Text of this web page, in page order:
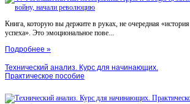
Книга, которую вы держите в руках, не очередная «история
успеха». Это эмоциональное пове...
Подробнее »
Технический анализ. Курс для начинающих.
Практическое пособие